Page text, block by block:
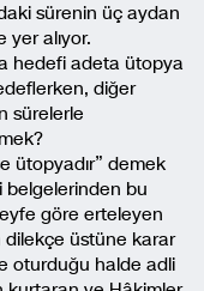
sürenin üç aydan
alıyor.
hedefi adeta ütopya
diğer
sürelerle
ütopyadır” demek
belgelerinden bu
göre erteleyen
dilekçe üstüne karar
oturduğu halde adli